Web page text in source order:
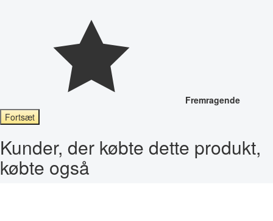
Fremragende
Fortsæt
Kunder, der købte dette produkt,
købte også